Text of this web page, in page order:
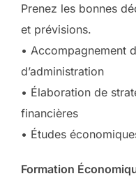
Prenez les bonnes
et prévisions.
• Accompagnement
d’administration
• Élaboration de
financières
• Études
Formation